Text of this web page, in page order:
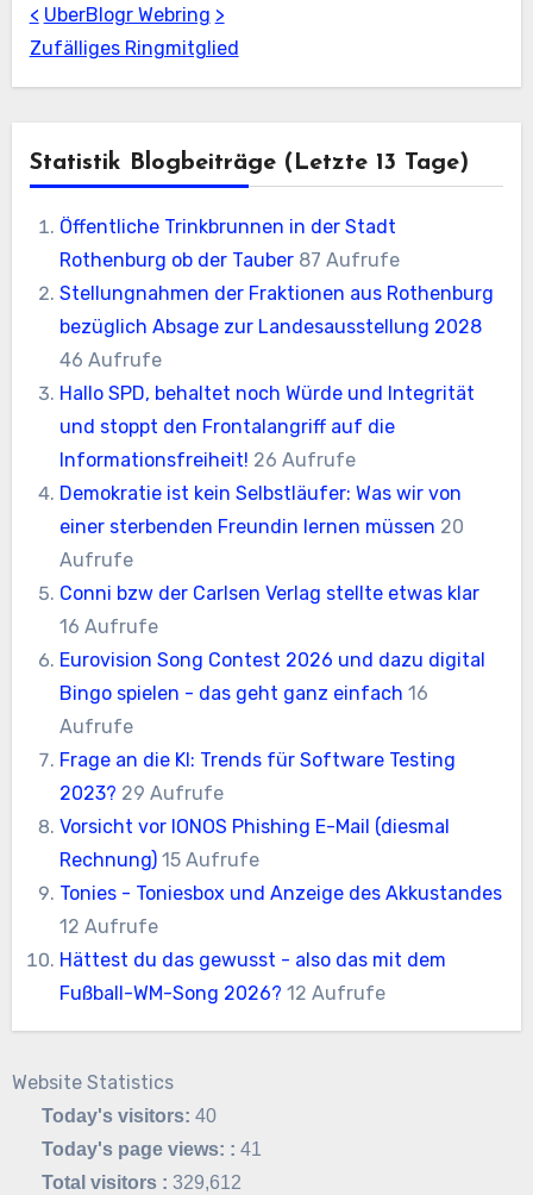
< UberBlogr Webring >
Zufälliges Ringmitglied
Statistik Blogbeiträge (letzte 13 Tage)
Öffentliche Trinkbrunnen in der Stadt
Rothenburg ob der Tauber 87 Aufrufe
Stellungnahmen der Fraktionen aus Rothenburg
bezüglich Absage zur Landesausstellung 2028
46 Aufrufe
Hallo SPD, behaltet noch Würde und Integrität
und stoppt den Frontalangriff auf die
Informationsfreiheit! 26 Aufrufe
Demokratie ist kein Selbstläufer: Was wir von
einer sterbenden Freundin lernen müssen 20
Aufrufe
Conni bzw der Carlsen Verlag stellte etwas klar
16 Aufrufe
Eurovision Song Contest 2026 und dazu digital
Bingo spielen - das geht ganz einfach 16
Aufrufe
Frage an die KI: Trends für Software Testing
2023? 29 Aufrufe
Vorsicht vor IONOS Phishing E-Mail (diesmal
Rechnung) 15 Aufrufe
Tonies - Toniesbox und Anzeige des Akkustandes
12 Aufrufe
Hättest du das gewusst - also das mit dem
Fußball-WM-Song 2026? 12 Aufrufe
Website Statistics
Today's visitors:40
Today's page views: :41
Total visitors :329,612